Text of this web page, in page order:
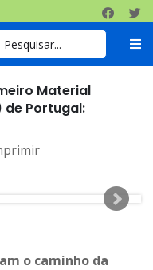
Material
de Portugal:
o caminho da